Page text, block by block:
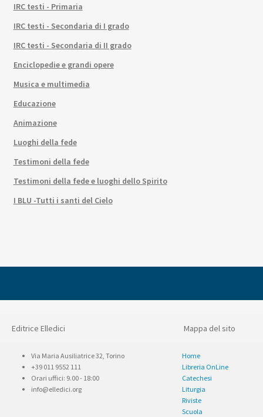
IRC testi - Primaria
IRC testi - Secondaria di I grado
IRC testi - Secondaria di II grado
Enciclopedie e grandi opere
Musica e multimedia
Educazione
Animazione
Luoghi della fede
Testimoni della fede
Testimoni della fede e luoghi dello Spirito
I BLU -Tutti i santi del Cielo
Editrice Elledici Mappa del sito
Via Maria Ausiliatrice 32, Torino
+39 011 9552 111
Orari uffici: 9.00 - 18:00
info@elledici.org
Home
Libreria OnLine
Catechesi
Liturgia
Riviste
Scuola